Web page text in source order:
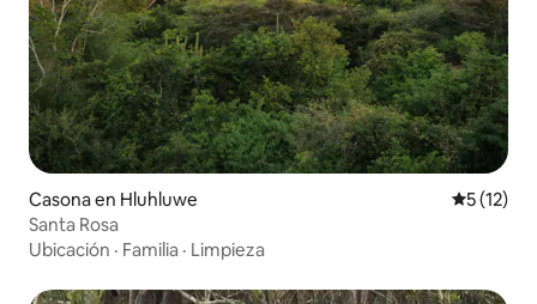
Casona en Hluhluwe
5 (12)
Santa Rosa
Ubicación · Familia · Limpieza